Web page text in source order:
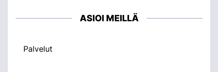
ASIOI MEILLÄ
Palvelut